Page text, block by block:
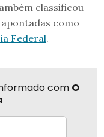
classificou
como
Federal.
com O